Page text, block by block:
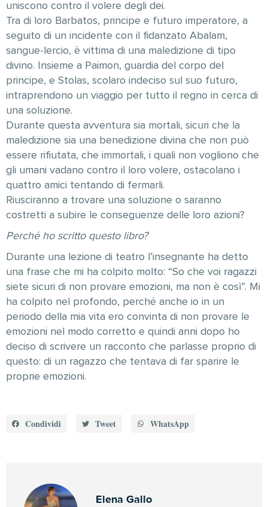
uniscono contro il volere degli dei.
Tra di loro Barbatos, principe e futuro imperatore, a
seguito di un incidente con il fidanzato Abalam,
sangue-lercio, è vittima di una maledizione di tipo
divino. Insieme a Paimon, guardia del corpo del
principe, e Stolas, scolaro indeciso sul suo futuro,
intraprendono un viaggio per tutto il regno in cerca di
una soluzione.
Durante questa avventura sia mortali, sicuri che la
maledizione sia una benedizione divina che non può
essere rifiutata, che immortali, i quali non vogliono che
gli umani vadano contro il loro volere, ostacolano i
quattro amici tentando di fermarli.
Riusciranno a trovare una soluzione o saranno
costretti a subire le conseguenze delle loro azioni?
Perché ho scritto questo libro?
Durante una lezione di teatro l’insegnante ha detto
una frase che mi ha colpito molto: “So che voi ragazzi
siete sicuri di non provare emozioni, ma non è così”. Mi
ha colpito nel profondo, perché anche io in un
periodo della mia vita ero convinta di non provare le
emozioni nel modo corretto e quindi anni dopo ho
deciso di scrivere un racconto che parlasse proprio di
questo: di un ragazzo che tentava di far sparire le
proprie emozioni.
Condividi Tweet WhatsApp
Elena Gallo